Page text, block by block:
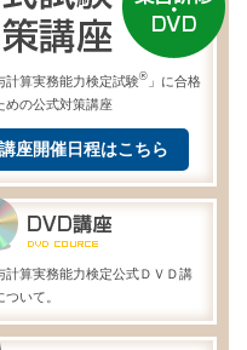
計算実務能力検定試験® 」に合格
めの公式対策講座
講座開催日程はこちら
計算実務能力検定公式ＤＶＤ講
ついて。